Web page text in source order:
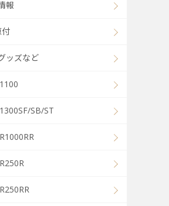
報
ッズなど
SB/ST